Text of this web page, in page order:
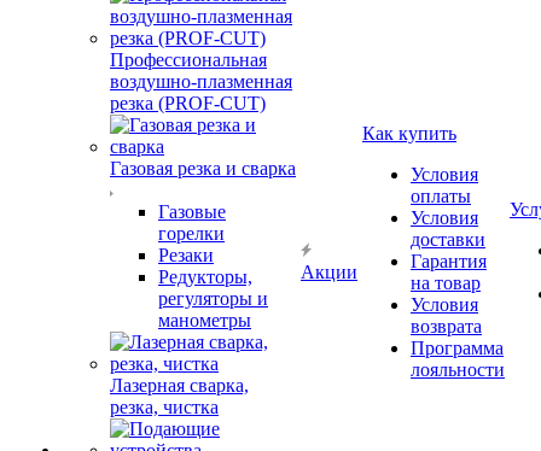
Профессиональная
воздушно-плазменная
резка (PROF-CUT)
Газовая резка и сварка
Газовые
горелки
Резаки
Редукторы,
регуляторы и
манометры
Лазерная сварка,
резка, чистка
Акции
Как купить
Условия
оплаты
Условия
доставки
Гарантия
на товар
Условия
возврата
Программа
лояльности